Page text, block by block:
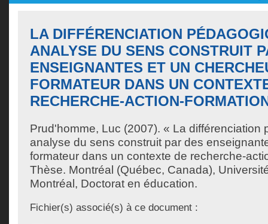
LA DIFFÉRENCIATION
ANALYSE DU SENS CONSTRUIT
ENSEIGNANTES ET UN
FORMATEUR DANS UN
RECHERCHE-ACTION-
Prud'homme, Luc (2007). « La différenciation
analyse du sens construit par des
formateur dans un contexte de recherche-
Thèse. Montréal (Québec, Canada),
Montréal, Doctorat en éducation.
Fichier(s) associé(s) à ce document :